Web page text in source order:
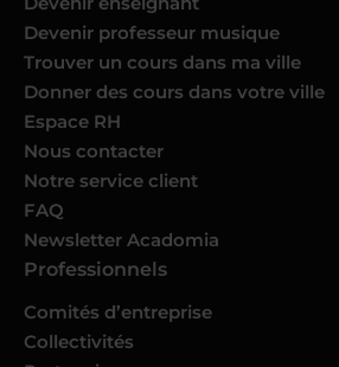
Devenir professeur musique
Trouver un cours dans ma ville
Donner des cours dans votre ville
Espace RH
Nous contacter
Notre service client
FAQ
Newsletter Acadomia
Professionnels
Comités d’entreprise
Collectivités